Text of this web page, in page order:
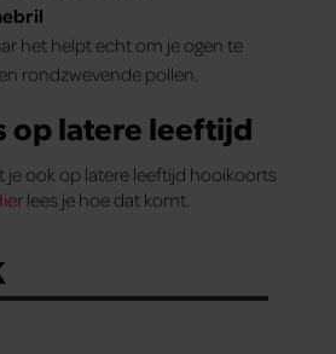
het helpt echt om je ogen te
rondzwevende pollen.
op latere leeftijd
je ook op latere leeftijd hooikoorts
lees je hoe dat komt.